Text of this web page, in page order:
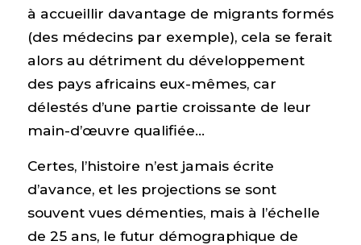
à accueillir davantage de migrants formés
(des médecins par exemple), cela se ferait
alors au détriment du développement
des pays africains eux-mêmes, car
délestés d’une partie croissante de leur
main-d’œuvre qualifiée…
Certes, l’histoire n’est jamais écrite
d’avance, et les projections se sont
souvent vues démenties, mais à l’échelle
de 25 ans, le futur démographique de